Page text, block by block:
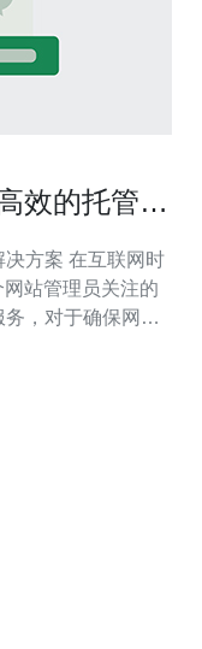
效的托管解
联网时
站管理员关注的
，对于确保网站
日本虚拟